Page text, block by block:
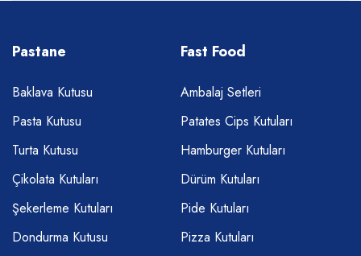
Pastane
Baklava Kutusu
Pasta Kutusu
Turta Kutusu
Çikolata Kutuları
Şekerleme Kutuları
Dondurma Kutusu
Fast Food
Ambalaj Setleri
Patates Cips Kutuları
Hamburger Kutuları
Dürüm Kutuları
Pide Kutuları
Pizza Kutuları